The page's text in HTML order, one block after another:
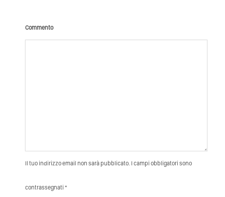
Commento
Il tuo indirizzo email non sarà pubblicato. I campi obbligatori sono
contrassegnati *